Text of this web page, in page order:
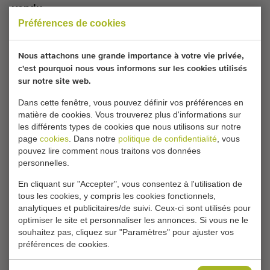
Préférences de cookies
Nous attachons une grande importance à votre vie privée,
c'est pourquoi nous vous informons sur les cookies utilisés
sur notre site web.
Dans cette fenêtre, vous pouvez définir vos préférences en
matière de cookies. Vous trouverez plus d'informations sur
les différents types de cookies que nous utilisons sur notre
page cookies . Dans notre politique de confidentialité , vous
pouvez lire comment nous traitons vos données
personnelles.
En cliquant sur "Accepter", vous consentez à l'utilisation de
tous les cookies, y compris les cookies fonctionnels,
analytiques et publicitaires/de suivi. Ceux-ci sont utilisés pour
optimiser le site et personnaliser les annonces. Si vous ne le
souhaitez pas, cliquez sur "Paramètres" pour ajuster vos
préférences de cookies.
vendu.
mottes comparable sera disponible ? Remplissez vos
coordonnées ici.
Vos paramètres de cookies actuels bloquent cette
partie. Modifiez vos paramètres de cookies pour
accéder à cette partie.
Type
Presses mottes
Marque